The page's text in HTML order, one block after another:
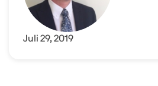
Juli 29, 2019